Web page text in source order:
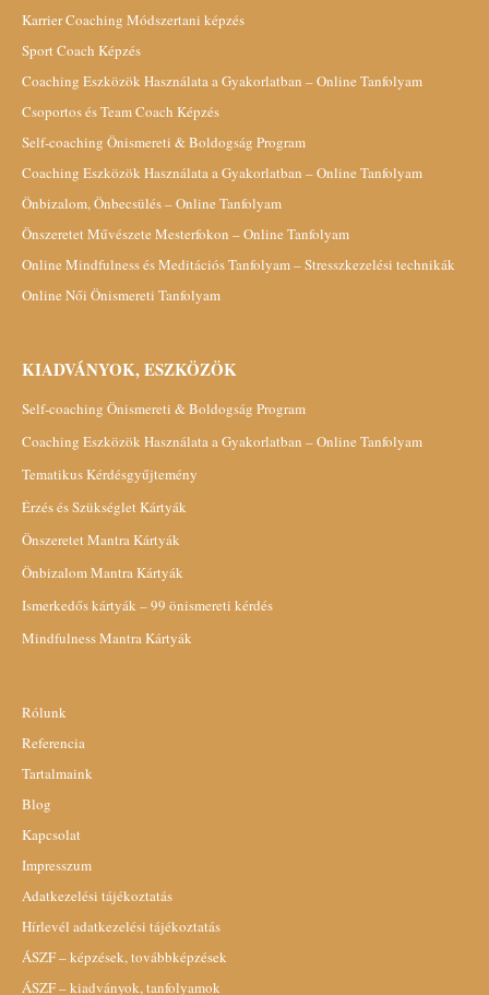
Karrier Coaching Módszertani képzés
Sport Coach Képzés
Coaching Eszközök Használata a Gyakorlatban – Online Tanfolyam
Csoportos és Team Coach Képzés
Self-coaching Önismereti & Boldogság Program
Coaching Eszközök Használata a Gyakorlatban – Online Tanfolyam
Önbizalom, Önbecsülés – Online Tanfolyam
Önszeretet Művészete Mesterfokon – Online Tanfolyam
Online Mindfulness és Meditációs Tanfolyam – Stresszkezelési technikák
Online Női Önismereti Tanfolyam
KIADVÁNYOK, ESZKÖZÖK
Self-coaching Önismereti & Boldogság Program
Coaching Eszközök Használata a Gyakorlatban – Online Tanfolyam
Tematikus Kérdésgyűjtemény
Érzés és Szükséglet Kártyák
Önszeretet Mantra Kártyák
Önbizalom Mantra Kártyák
Ismerkedős kártyák – 99 önismereti kérdés
Mindfulness Mantra Kártyák
Rólunk
Referencia
Tartalmaink
Blog
Kapcsolat
Impresszum
Adatkezelési tájékoztatás
Hírlevél adatkezelési tájékoztatás
ÁSZF – képzések, továbbképzések
ÁSZF – kiadványok, tanfolyamok